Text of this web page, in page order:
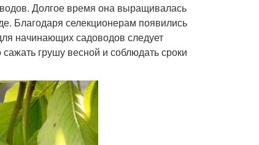
Долгое время она выращивалась
Благодаря селекционерам появились
начинающих садоводов следует
грушу весной и соблюдать сроки